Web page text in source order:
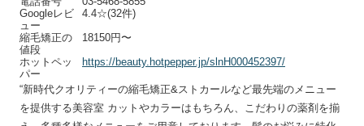
Googleレビ
ュー
4.4☆(32件)
縮毛矯正の
値段
18150円〜
ホットペッ
パー
https://beauty.hotpepper.jp/slnH000452397/
“新時代クオリティーの縮毛矯正&ストカールなど最先端のメニュー
を提供する美容室 カットやカラーはもちろん、こだわりの薬剤を揃